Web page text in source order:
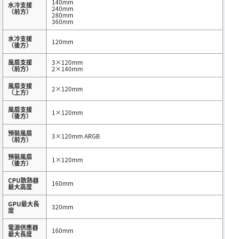
水冷支援
（前方）
140mm
240mm
280mm
360mm
水冷支援
（後方） 120mm
風扇支援
（前方）
3×120mm
2×140mm
風扇支援
（上方） 2×120mm
風扇支援
（後方） 1×120mm
預裝風扇
（前方） 3×120mm ARGB
預裝風扇
（後方） 1×120mm
CPU散熱器
最大高度 160mm
GPU最大長
度 320mm
電源供應器
最大長度 160mm